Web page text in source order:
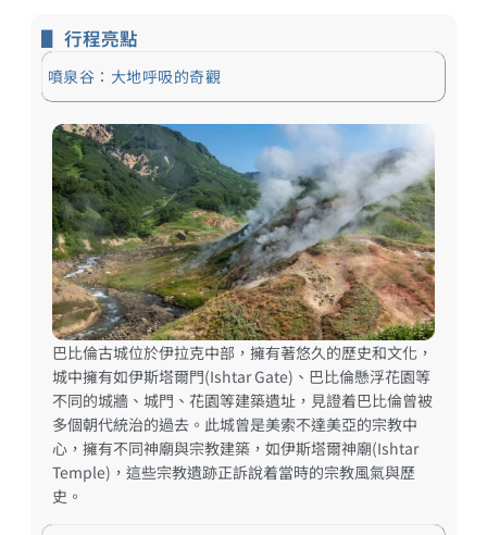
▋ 行程亮點
噴泉谷：大地呼吸的奇觀
巴比倫古城位於伊拉克中部，擁有著悠久的歷史和文化，
城中擁有如伊斯塔爾門(Ishtar Gate)、巴比倫懸浮花園等
不同的城牆、城門、花園等建築遺址，見證着巴比倫曾被
多個朝代統治的過去。此城曾是美索不達美亞的宗教中
心，擁有不同神廟與宗教建築，如伊斯塔爾神廟(Ishtar
Temple)，這些宗教遺跡正訴說着當時的宗教風氣與歷
史。